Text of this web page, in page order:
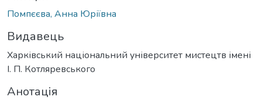
Помпєєва, Анна Юріївна
Видавець
Харківський національний університет мистецтв імені
І. П. Котляревського
Анотація